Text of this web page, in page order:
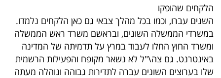
5
המילון
הכלכלי
פודקאסט
הלקחים שהופקו
השנים עברו, וכמו בכל מהלך צבאי גם כאן הלקחים נלמדו.
במשרדי הממשלה השונים, ובראשם משרד ראש הממשלה
ומשרד החוץ החלו לעבוד במרץ על תדמיתה של המדינה
באינטרנט. גם צה\"ל לא נשאר מקופח והפעילות הרשמית
שלו בערוצים השונים עברה לתדירות גבוהה ונוהלה מעתה